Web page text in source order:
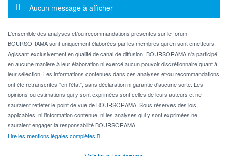
Message d'information
Aucun message à afficher
L'ensemble des analyses et/ou recommandations présentes sur le forum
BOURSORAMA sont uniquement élaborées par les membres qui en sont émetteurs.
Agissant exclusivement en qualité de canal de diffusion, BOURSORAMA n'a participé
en aucune manière à leur élaboration ni exercé aucun pouvoir discrétionnaire quant à
leur sélection. Les informations contenues dans ces analyses et/ou recommandations
ont été retranscrites "en l'état", sans déclaration ni garantie d'aucune sorte. Les
opinions ou estimations qui y sont exprimées sont celles de leurs auteurs et ne
sauraient refléter le point de vue de BOURSORAMA. Sous réserves des lois
applicables, ni l'information contenue, ni les analyses qui y sont exprimées ne
sauraient engager la responsabilité BOURSORAMA.
Lire les mentions légales complètes